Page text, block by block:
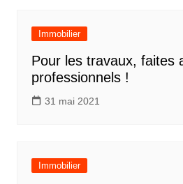
Immobilier
Pour les travaux, faites
professionnels !
31 mai 2021
Immobilier